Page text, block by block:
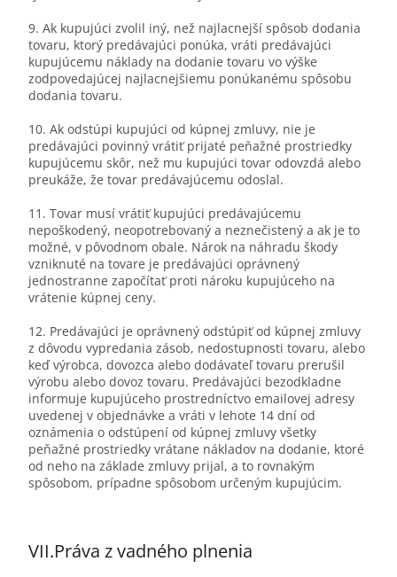
9. Ak kupujúci zvolil iný, než najlacnejší spôsob dodania
tovaru, ktorý predávajúci ponúka, vráti predávajúci
kupujúcemu náklady na dodanie tovaru vo výške
zodpovedajúcej najlacnejšiemu ponúkanému spôsobu
dodania tovaru.
10. Ak odstúpi kupujúci od kúpnej zmluvy, nie je
predávajúci povinný vrátiť prijaté peňažné prostriedky
kupujúcemu skôr, než mu kupujúci tovar odovzdá alebo
preukáže, že tovar predávajúcemu odoslal.
11. Tovar musí vrátiť kupujúci predávajúcemu
nepoškodený, neopotrebovaný a neznečistený a ak je to
možné, v pôvodnom obale. Nárok na náhradu škody
vzniknuté na tovare je predávajúci oprávnený
jednostranne započítať proti nároku kupujúceho na
vrátenie kúpnej ceny.
12. Predávajúci je oprávnený odstúpiť od kúpnej zmluvy
z dôvodu vypredania zásob, nedostupnosti tovaru, alebo
keď výrobca, dovozca alebo dodávateľ tovaru prerušil
výrobu alebo dovoz tovaru. Predávajúci bezodkladne
informuje kupujúceho prostredníctvo emailovej adresy
uvedenej v objednávke a vráti v lehote 14 dní od
oznámenia o odstúpení od kúpnej zmluvy všetky
peňažné prostriedky vrátane nákladov na dodanie, ktoré
od neho na základe zmluvy prijal, a to rovnakým
spôsobom, prípadne spôsobom určeným kupujúcim.
VII.Práva z vadného plnenia